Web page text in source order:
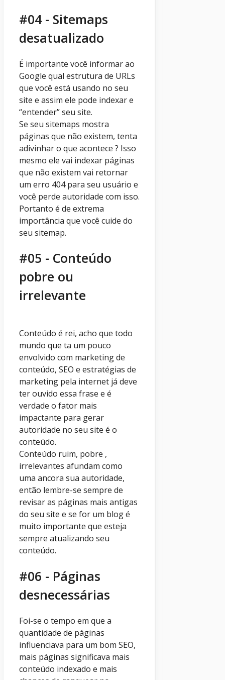
#04 - Sitemaps
desatualizado
É importante você informar ao
Google qual estrutura de URLs
que você está usando no seu
site e assim ele pode indexar e
“entender” seu site.
Se seu sitemaps mostra
páginas que não existem, tenta
adivinhar o que acontece ? Isso
mesmo ele vai indexar páginas
que não existem vai retornar
um erro 404 para seu usuário e
você perde autoridade com isso.
Portanto é de extrema
importância que você cuide do
seu sitemap.
#05 - Conteúdo
pobre ou
irrelevante
Conteúdo é rei, acho que todo
mundo que ta um pouco
envolvido com marketing de
conteúdo, SEO e estratégias de
marketing pela internet já deve
ter ouvido essa frase e é
verdade o fator mais
impactante para gerar
autoridade no seu site é o
conteúdo.
Conteúdo ruim, pobre ,
irrelevantes afundam como
uma ancora sua autoridade,
então lembre-se sempre de
revisar as páginas mais antigas
do seu site e se for um blog é
muito importante que esteja
sempre atualizando seu
conteúdo.
#06 - Páginas
desnecessárias
Foi-se o tempo em que a
quantidade de páginas
influenciava para um bom SEO,
mais páginas significava mais
conteúdo indexado e mais